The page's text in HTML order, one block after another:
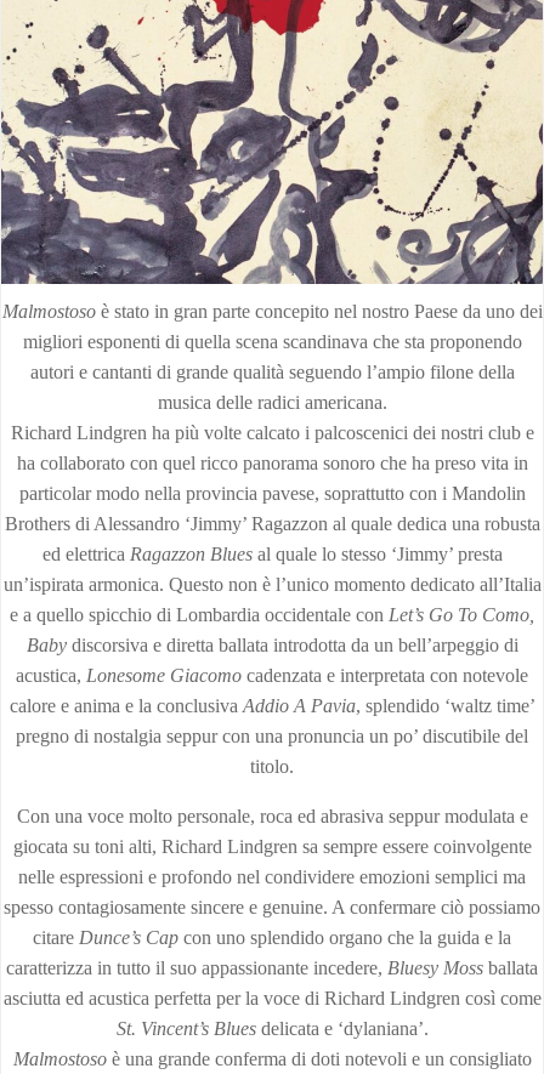
Malmostoso è stato in gran parte concepito nel nostro Paese da uno dei
migliori esponenti di quella scena scandinava che sta proponendo
autori e cantanti di grande qualità seguendo l’ampio filone della
musica delle radici americana.
Richard Lindgren ha più volte calcato i palcoscenici dei nostri club e
ha collaborato con quel ricco panorama sonoro che ha preso vita in
particolar modo nella provincia pavese, soprattutto con i Mandolin
Brothers di Alessandro ‘Jimmy’ Ragazzon al quale dedica una robusta
ed elettrica Ragazzon Blues al quale lo stesso ‘Jimmy’ presta
un’ispirata armonica. Questo non è l’unico momento dedicato all’Italia
e a quello spicchio di Lombardia occidentale con Let’s Go To Como,
Baby discorsiva e diretta ballata introdotta da un bell’arpeggio di
acustica, Lonesome Giacomo cadenzata e interpretata con notevole
calore e anima e la conclusiva Addio A Pavia, splendido ‘waltz time’
pregno di nostalgia seppur con una pronuncia un po’ discutibile del
titolo.
Con una voce molto personale, roca ed abrasiva seppur modulata e
giocata su toni alti, Richard Lindgren sa sempre essere coinvolgente
nelle espressioni e profondo nel condividere emozioni semplici ma
spesso contagiosamente sincere e genuine. A confermare ciò possiamo
citare Dunce’s Cap con uno splendido organo che la guida e la
caratterizza in tutto il suo appassionante incedere, Bluesy Moss ballata
asciutta ed acustica perfetta per la voce di Richard Lindgren così come
St. Vincent’s Blues delicata e ‘dylaniana’.
Malmostoso è una grande conferma di doti notevoli e un consigliato